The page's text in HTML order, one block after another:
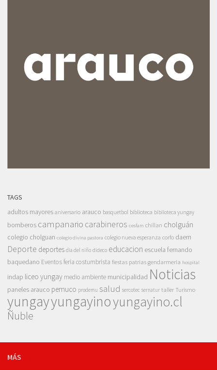
TAGS
adultos mayores aniversario arauco basquetbol biblioteca biblioteca yungay
bomberos campanario carabineros cesfam chillan cholguán
colegio cholguan colegio divina pastora colegio nueva esperanza corfo daem
Deporte deportes dia del niño dideco educacion escuela fernando
baquedano Eventosferia costumbrista fiestas patrias gendarmeria hospital
indap liceo yungay medio ambiente municipalidad Noticias
paneles arauco pemuco prodemu salud sercotec sernatur taller Turismo
yungayyungayinoyungayino.cl
Ñuble
MÁS